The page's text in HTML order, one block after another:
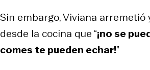
Sin embargo, Viviana arremetió
desde la cocina que “¡no se
comes te pueden echar!”